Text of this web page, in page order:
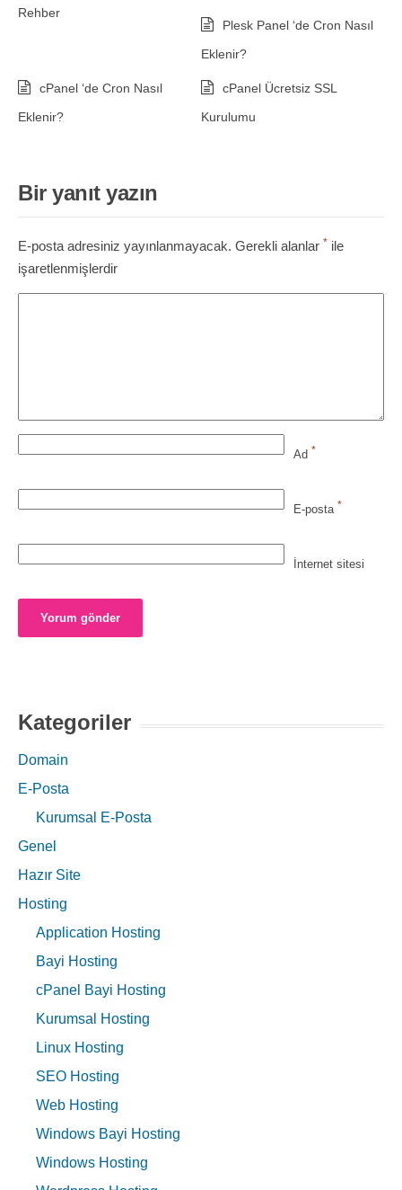
Rehber
Plesk Panel ‘de Cron Nasıl
Eklenir?
cPanel ‘de Cron Nasıl
Eklenir?
cPanel Ücretsiz SSL
Kurulumu
Bir yanıt yazın
E-posta adresiniz yayınlanmayacak. Gerekli alanlar * ile
işaretlenmişlerdir
Ad *
E-posta *
İnternet sitesi
Kategoriler
Domain
E-Posta
Kurumsal E-Posta
Genel
Hazır Site
Hosting
Application Hosting
Bayi Hosting
cPanel Bayi Hosting
Kurumsal Hosting
Linux Hosting
SEO Hosting
Web Hosting
Windows Bayi Hosting
Windows Hosting